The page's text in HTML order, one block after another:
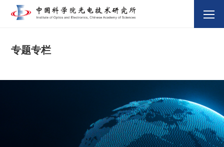
专题专栏